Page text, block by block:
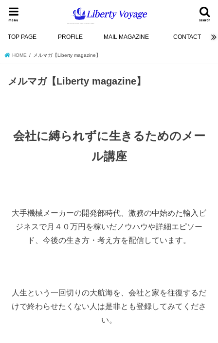
search
menu
TOP PAGE PROFILE MAIL MAGAZINE CONTACT
HOME メルマガ【Liberty magazine】
メルマガ【Liberty magazine】
会社に縛られずに生きるためのメー
ル講座
大手機械メーカーの開発部時代、激務の中始めた輸入ビ
ジネスで月４０万円を稼いだノウハウや詳細エピソー
ド、今後の生き方・考え方を配信しています。
人生という一回切りの大航海を、会社と家を往復するだ
けで終わらせたくない人は是非とも登録してみてくださ
い。